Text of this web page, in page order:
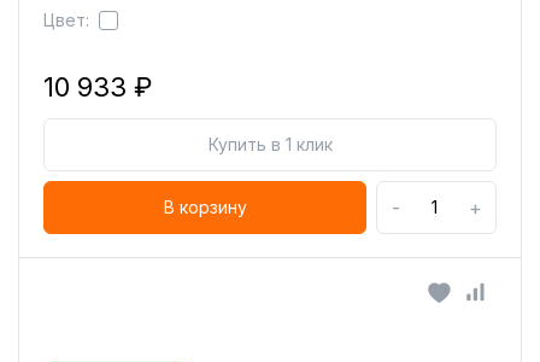
Цвет:
10 933 ₽
Купить в 1 клик
В корзину - +